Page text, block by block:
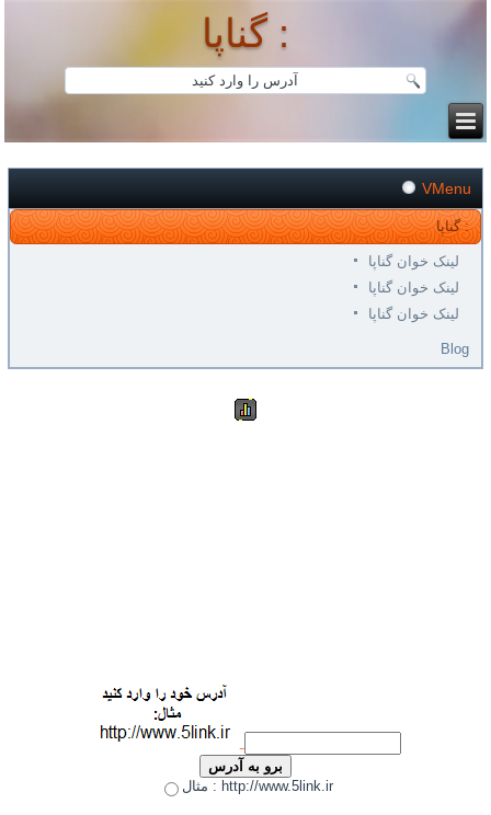
گناپا :
VMenu
گناپا :
لینک خوان گناپا
لینک خوان گناپا
لینک خوان گناپا
Blog
مثال : http://www.5link.ir